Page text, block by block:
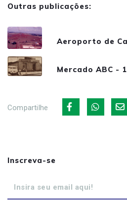
Outras publicações:
Aeroporto de
Mercado ABC -
Compartilhe
Inscreva-se